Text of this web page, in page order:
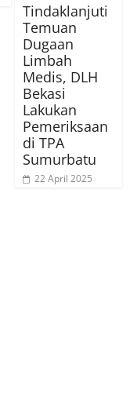
Tindaklanjuti
Temuan
Dugaan
Limbah
Medis, DLH
Bekasi
Lakukan
Pemeriksaan
di TPA
Sumurbatu
22 April 2025